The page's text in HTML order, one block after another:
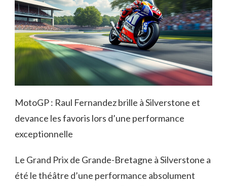
MotoGP : Raul Fernandez brille à Silverstone et
devance les favoris lors d’une performance
exceptionnelle
Le Grand Prix de Grande-Bretagne à Silverstone a
été le théâtre d’une performance absolument